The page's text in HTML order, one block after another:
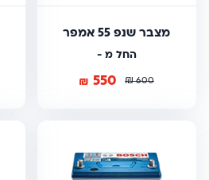
מצבר שנפ 55 אמפר
החל מ -
600
₪
550
₪